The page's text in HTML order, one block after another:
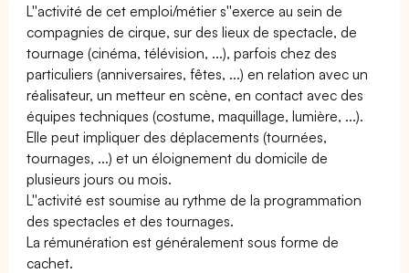
L''activité de cet emploi/métier s''exerce au sein de
compagnies de cirque, sur des lieux de spectacle, de
tournage (cinéma, télévision, ...), parfois chez des
particuliers (anniversaires, fêtes, ...) en relation avec un
réalisateur, un metteur en scène, en contact avec des
équipes techniques (costume, maquillage, lumière, ...).
Elle peut impliquer des déplacements (tournées,
tournages, ...) et un éloignement du domicile de
plusieurs jours ou mois.
L''activité est soumise au rythme de la programmation
des spectacles et des tournages.
La rémunération est généralement sous forme de
cachet.